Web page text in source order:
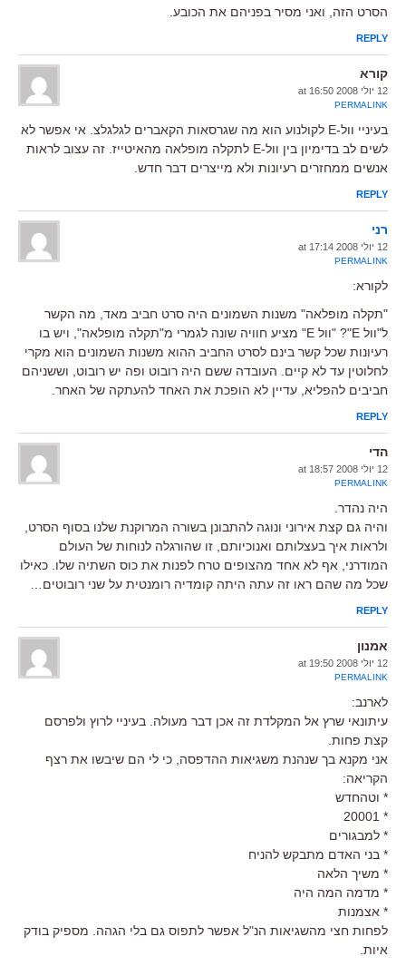
הסרט הזה, ואני מסיר בפניהם את הכובע.
REPLY
קורא
12 יולי 2008 at 16:50
PERMALINK
בעיניי וול-E לקולנוע הוא מה שגרסאות הקאברים לגלגלצ. אי אפשר לא
לשים לב בדימיון בין וול-E לתקלה מופלאה מהאיטייז. זה עצוב לראות
אנשים ממחזרים רעיונות ולא מייצרים דבר חדש.
REPLY
רני
12 יולי 2008 at 17:14
PERMALINK
לקורא:
"תקלה מופלאה" משנות השמונים היה סרט חביב מאד, מה הקשר
ל"וול E"? "וול E" מציע חוויה שונה לגמרי מ"תקלה מופלאה", ויש בו
רעיונות שכל קשר בינם לסרט החביב ההוא משנות השמונים הוא מקרי
לחלוטין עד לא קיים. העובדה ששם היה רובוט ופה יש רובוט, וששניהם
חביבים להפליא, עדיין לא הופכת את האחד להעתקה של האחר.
REPLY
הדי
12 יולי 2008 at 18:57
PERMALINK
היה נהדר.
והיה גם קצת אירוני ונוגה להתבונן בשורה המרוקנת שלנו בסוף הסרט,
ולראות איך בעצלותם ואנוכיותם, זו שהורגלה לנוחות של העולם
המודרני, אף לא אחד מהצופים טרח לפנות את כוס השתיה שלו. כאילו
שכל מה שהם ראו זה עתה היתה קומדיה רומנטית על שני רובוטים…
REPLY
אמנון
12 יולי 2008 at 19:50
PERMALINK
לארנב:
עיתונאי שרץ אל המקלדת זה אכן דבר מעולה. בעיניי לרוץ ולפרסם
קצת פחות.
אני מקנא בך שנהנת משגיאות ההדפסה, כי לי הם שיבשו את רצף
הקריאה:
* וטהחדש
* 20001
* למבגורים
* בני האדם מתבקש להניח
* משיך הלאה
* מדמה המה היה
* אצמנות
לפחות חצי מהשגיאות הנ"ל אפשר לתפוס גם בלי הגהה. מספיק בודק
איות.